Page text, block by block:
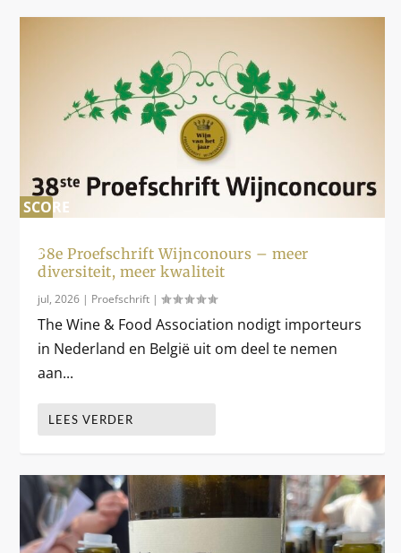
SCORE
%
38e Proefschrift Wijnconours – meer
diversiteit, meer kwaliteit
jul, 2026 | Proefschrift |
The Wine & Food Association nodigt importeurs
in Nederland en België uit om deel te nemen
aan...
LEES VERDER